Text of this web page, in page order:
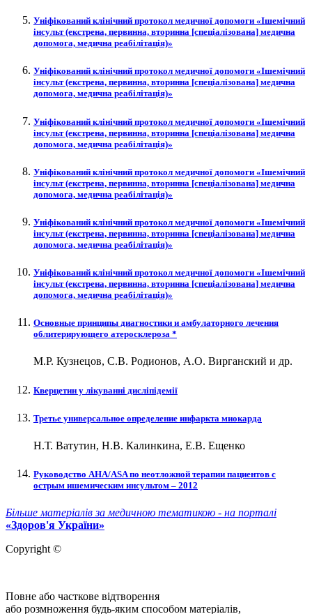
Уніфікований клінічний протокол медичної допомоги «Ішемічний
інсульт (екстрена, первинна, вторинна [спеціалізована] медична
допомога, медична реабілітація)»
Уніфікований клінічний протокол медичної допомоги «Ішемічний
інсульт (екстрена, первинна, вторинна [спеціалізована] медична
допомога, медична реабілітація)»
Уніфікований клінічний протокол медичної допомоги «Ішемічний
інсульт (екстрена, первинна, вторинна [спеціалізована] медична
допомога, медична реабілітація)»
Уніфікований клінічний протокол медичної допомоги «Ішемічний
інсульт (екстрена, первинна, вторинна [спеціалізована] медична
допомога, медична реабілітація)»
Уніфікований клінічний протокол медичної допомоги «Ішемічний
інсульт (екстрена, первинна, вторинна [спеціалізована] медична
допомога, медична реабілітація)»
Уніфікований клінічний протокол медичної допомоги «Ішемічний
інсульт (екстрена, первинна, вторинна [спеціалізована] медична
допомога, медична реабілітація)»
Основные принципы диагностики и амбулаторного лечения
облитерирующего атеросклероза *
М.Р. Кузнецов, С.В. Родионов, А.О. Вирганский и др.
Кверцетин у лікуванні дисліпідемії
Третье универсальное определение инфаркта миокарда
Н.Т. Ватутин, Н.В. Калинкина, Е.В. Ещенко
Руководство АHA/АSA по неотложной терапии пациентов с
острым ишемическим инсультом – 2012
Більше матеріалів за медичною тематикою - на порталі
«Здоров'я України»
Copyright ©
Повне або часткове відтворення
або розмноження будь-яким способом матеріалів,